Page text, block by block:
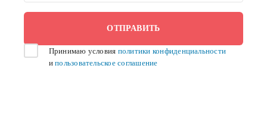
Принимаю условия политики конфиденциальности
ипользовательское соглашение